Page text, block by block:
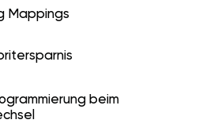
Mappings
beim